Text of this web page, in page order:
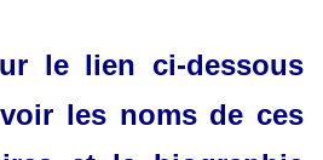
le lien ci-dessous
les noms de ces